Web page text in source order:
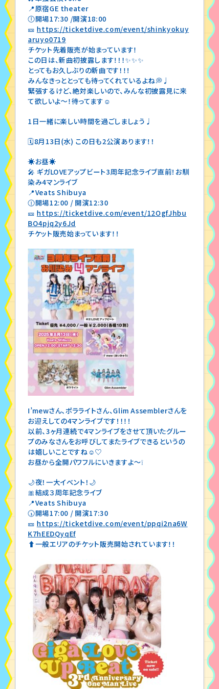
📍原宿GE theater
🕕開場17:30 /開演18:00
🎫 https://ticketdive.com/event/shinkyokuy
aruyo0719
チケット先着販売が始まっています！
この日は、新曲初披露します！！！✨✨✨
とってもお久しぶりの新曲です！！！
みんなきっととっても待ってくれているよね💭♩
緊張するけど、絶対楽しいので、みんな初披露見に来
て欲しいよ～！待ってます☺️
1日一緒に楽しい時間を過ごしましょう♩
🗓8月13日(水) この日も2公演あります！！
☀️お昼☀️
🎤 ギガLOVEアップビート3周年記念ライブ直前！お馴
染み4マンライブ
📍Veats Shibuya
🕧開場12:00 / 開演12:30
🎫 https://ticketdive.com/event/12OgfJhbu
BO4pjq2y6Jd
チケット販売始まっています！！
I’mewさん、ポラライトさん、Glim Assemblerさんを
お迎えしての4マンライブです！！！！
以前、3ヶ月連続で4マンライブをさせて頂いたグルー
プのみなさんをお呼びしてまたライブできるというの
は嬉しいことですね☺️♡
お昼から全開パワフルにいきますよ～❕
🌙夜！一大イベント！🌙
🎀結成３周年記念ライブ
📍Veats Shibuya
🕠開場17:00 / 開演17:30
🎫 https://ticketdive.com/event/ppqi2na6W
K7hEEDQyqEf
⬆️一般エリアのチケット販売開始されています！！